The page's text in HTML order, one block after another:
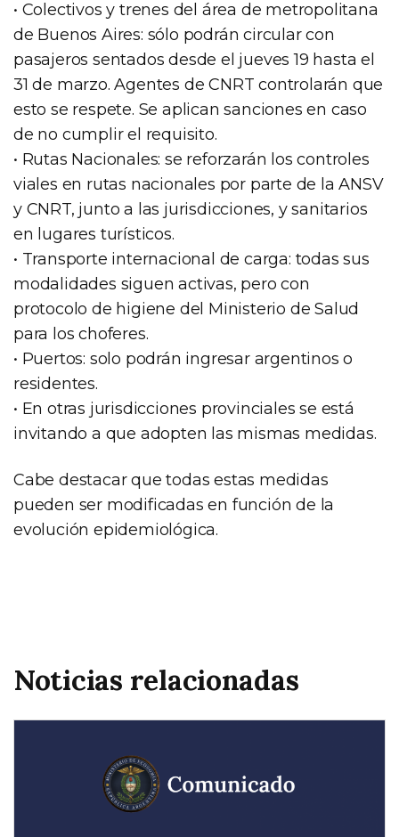
• Colectivos y trenes del área de metropolitana
de Buenos Aires: sólo podrán circular con
pasajeros sentados desde el jueves 19 hasta el
31 de marzo. Agentes de CNRT controlarán que
esto se respete. Se aplican sanciones en caso
de no cumplir el requisito.
• Rutas Nacionales: se reforzarán los controles
viales en rutas nacionales por parte de la ANSV
y CNRT, junto a las jurisdicciones, y sanitarios
en lugares turísticos.
• Transporte internacional de carga: todas sus
modalidades siguen activas, pero con
protocolo de higiene del Ministerio de Salud
para los choferes.
• Puertos: solo podrán ingresar argentinos o
residentes.
• En otras jurisdicciones provinciales se está
invitando a que adopten las mismas medidas.
Cabe destacar que todas estas medidas
pueden ser modificadas en función de la
evolución epidemiológica.
Noticias relacionadas